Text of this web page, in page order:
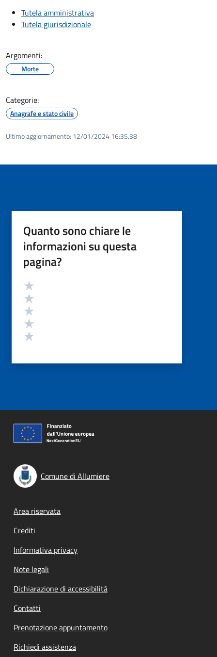
Tutela amministrativa
Tutela giurisdizionale
Argomenti:
Morte
Categorie:
Anagrafe e stato civile
Ultimo aggiornamento: 12/01/2024 16:35.38
Quanto sono chiare le
informazioni su questa
pagina?
Valutazione
Comune di Allumiere
Footer menu
Area riservata
Crediti
Informativa privacy
Note legali
Dichiarazione di accessibilità
Contatti
Prenotazione appuntamento
Richiedi assistenza